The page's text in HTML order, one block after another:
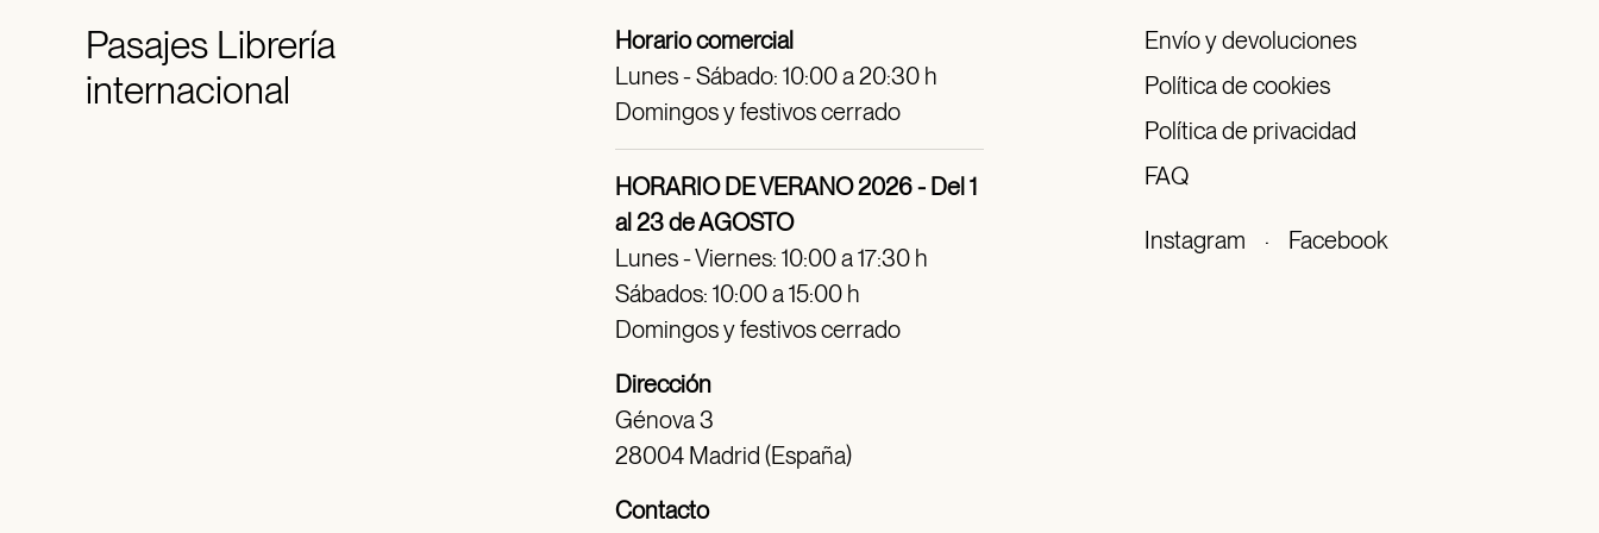
PasajesLibrería
internacional
Horario comercial
Lunes - Sábado: 10:00 a 20:30 h
Domingos y festivos cerrado
HORARIO DE VERANO 2026 - Del 1
al 23 de AGOSTO
Lunes - Viernes: 10:00 a 17:30 h
Sábados: 10:00 a 15:00 h
Domingos y festivos cerrado
Dirección
Génova 3
28004 Madrid (España)
Contacto
Envío y devoluciones
Política de cookies
Política de privacidad
FAQ
Instagram · Facebook